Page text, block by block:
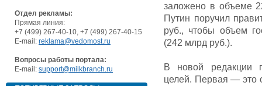
Отдел рекламы:
Прямая линия:
+7 (499) 267-40-10, +7 (499) 267-40-15
E-mail: reklama@vedomost.ru
Вопросы работы портала:
E-mail: support@milkbranch.ru
заложено в объеме
Путин поручил
руб., чтобы объем
(242 млрд руб.).
В новой редакции
целей. Первая — это